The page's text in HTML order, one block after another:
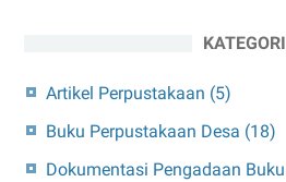
KATEGORI
Artikel Perpustakaan (5)
Buku Perpustakaan Desa (18)
Dokumentasi Pengadaan Buku